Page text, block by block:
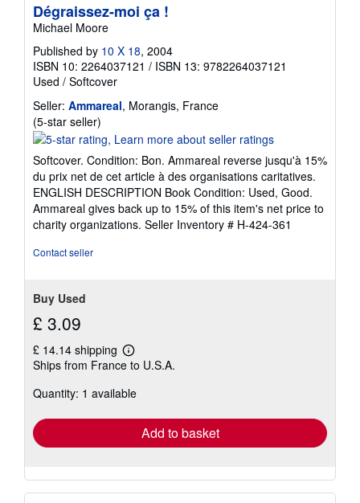
Dégraissez-moi ça !
Michael Moore
Published by 10 X 18, 2004
ISBN 10: 2264037121 / ISBN 13: 9782264037121
Used / Softcover
Seller: Ammareal, Morangis, France
(5-star seller)
rating
out
of
5
stars
Softcover. Condition: Bon. Ammareal reverse jusqu'à 15%
du prix net de cet article à des organisations caritatives.
ENGLISH DESCRIPTION Book Condition: Used, Good.
Ammareal gives back up to 15% of this item's net price to
charity organizations. Seller Inventory # H-424-361
Contact seller
Buy Used
£ 3.09
£ 14.14 shipping
Learn
more
shipping
Ships from France to U.S.A.
Quantity: 1 available
Add to basket